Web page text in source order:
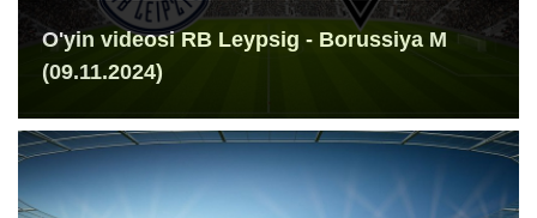
O'yin videosi RB Leypsig - Borussiya M
(09.11.2024)